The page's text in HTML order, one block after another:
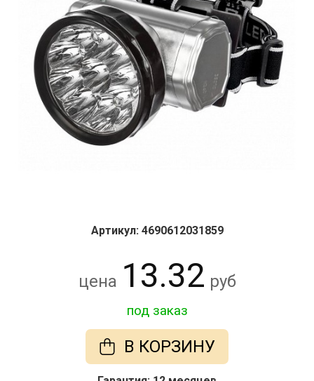
Артикул: 4690612031859
цена 13.32 руб
под заказ
В КОРЗИНУ